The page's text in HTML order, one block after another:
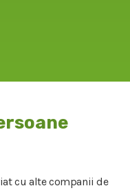
cu alte companii de